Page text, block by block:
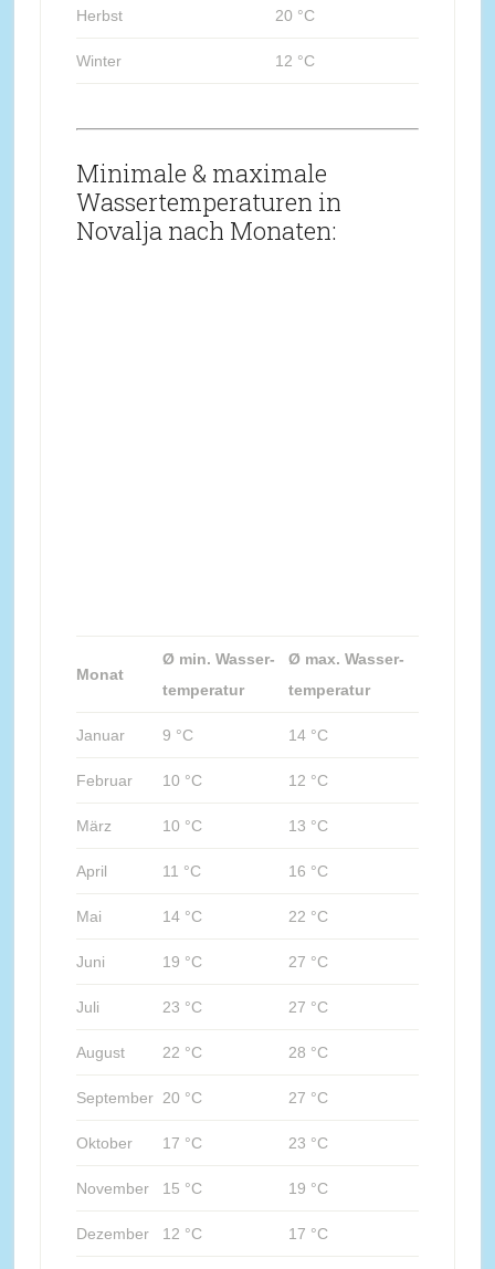
Herbst 20 °C
Winter 12 °C
Minimale & maximale
Wassertemperaturen in
Novalja nach Monaten:
Monat
Ø min. Wasser-
temperatur
Ø max. Wasser-
temperatur
Januar 9 °C 14 °C
Februar 10 °C 12 °C
März 10 °C 13 °C
April 11 °C 16 °C
Mai 14 °C 22 °C
Juni 19 °C 27 °C
Juli 23 °C 27 °C
August 22 °C 28 °C
September 20 °C 27 °C
Oktober 17 °C 23 °C
November 15 °C 19 °C
Dezember 12 °C 17 °C